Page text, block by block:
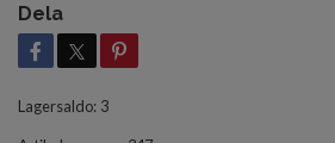
Dela
Lagersaldo: 3